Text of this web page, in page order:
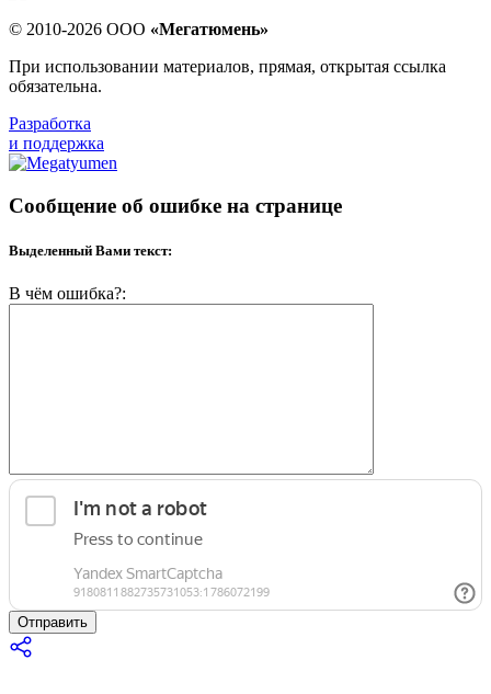
© 2010-2026 ООО «Мегатюмень»
При использовании материалов, прямая, открытая ссылка
обязательна.
Разработка
и поддержка
Сообщение об ошибке на странице
Выделенный Вами текст:
В чём ошибка?:
Отправить